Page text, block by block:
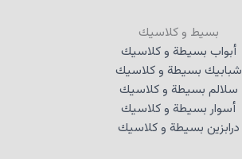
بسيط و كلاسيك
أبواب بسيطة و كلاسيك
شبابيك بسيطة و كلاسيك
سلالم بسيطة و كلاسيك
أسوار بسيطة و كلاسيك
درابزين بسيطة و كلاسيك